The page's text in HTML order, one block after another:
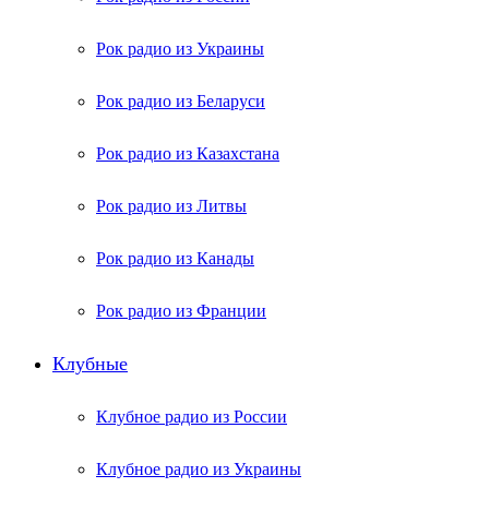
Рок радио из Украины
Рок радио из Беларуси
Рок радио из Казахстана
Рок радио из Литвы
Рок радио из Канады
Рок радио из Франции
Клубные
Клубное радио из России
Клубное радио из Украины